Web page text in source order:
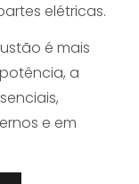
elétricas.
é mais
a
e em